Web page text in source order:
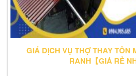
GIÁ DỊCH VỤ THỢ THAY TÔN
RANH【GIÁ RẺ